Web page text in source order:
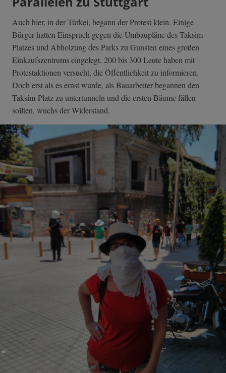
Auch hier, in der Türkei, begann der Protest klein. Einige
Bürger hatten Einspruch gegen die Umbaupläne des Taksim-
Platzes und Abholzung des Parks zu Gunsten eines großen
Einkaufszentrums eingelegt. 200 bis 300 Leute haben mit
Protestaktionen versucht, die Öffentlichkeit zu informieren.
Doch erst als es ernst wurde, als Bauarbeiter begannen den
Taksim-Platz zu untertunneln und die ersten Bäume fällen
sollten, wuchs der Widerstand.